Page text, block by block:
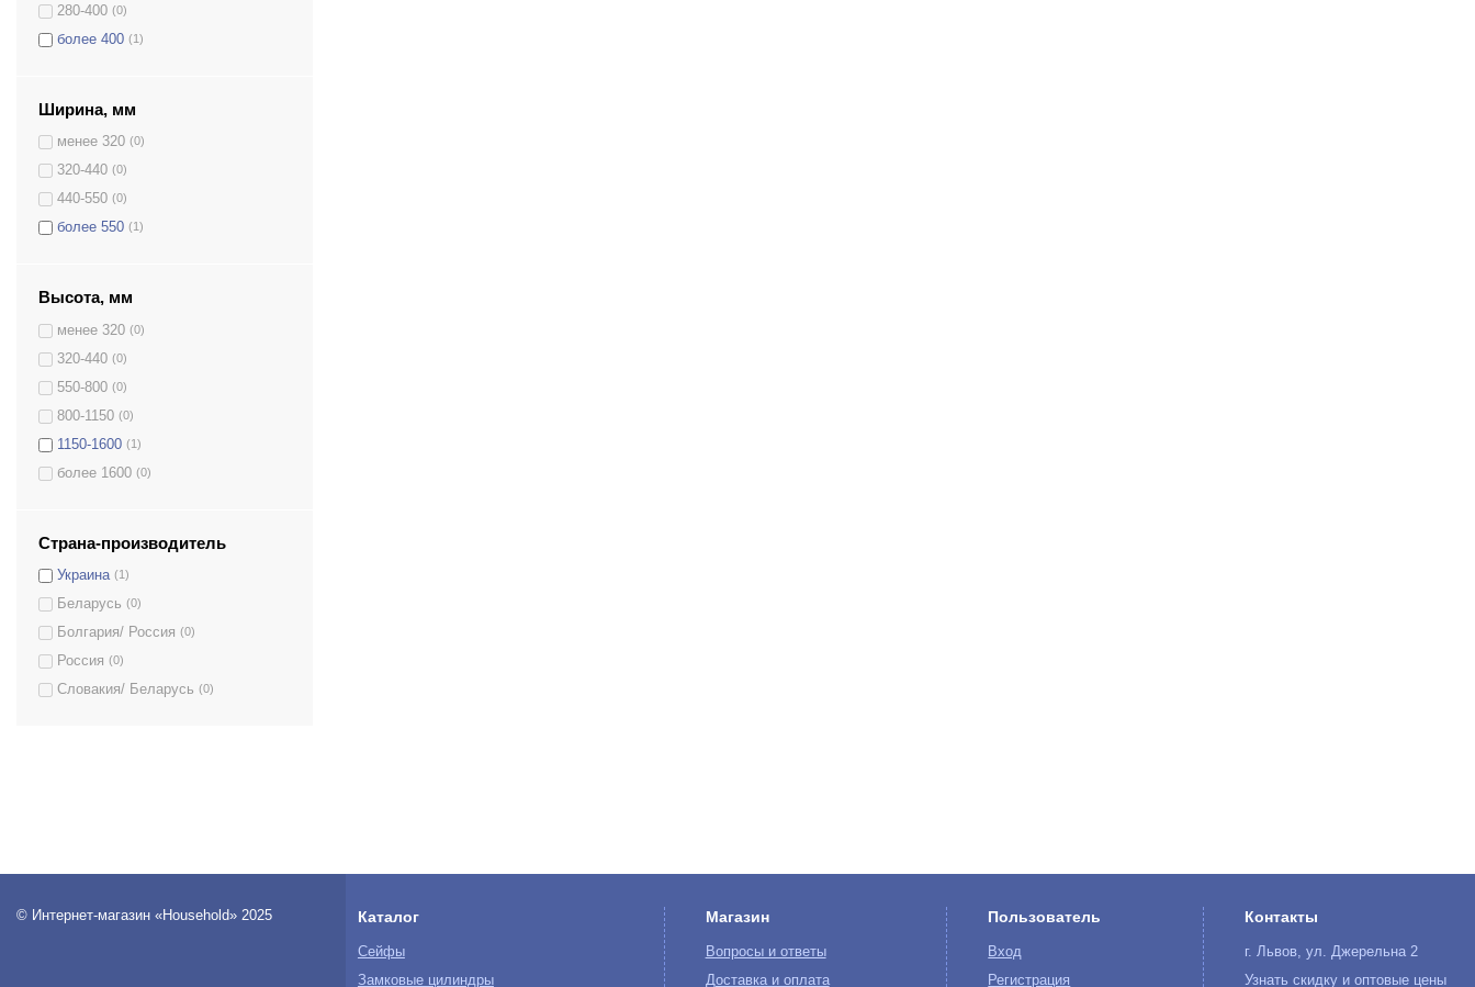
280-400 (0)
более 400 (1)
Ширина, мм
менее 320 (0)
320-440 (0)
440-550 (0)
более 550 (1)
Высота, мм
менее 320 (0)
320-440 (0)
550-800 (0)
800-1150 (0)
1150-1600 (1)
более 1600 (0)
Страна-производитель
Украина (1)
Беларусь (0)
Болгария/ Россия (0)
Россия (0)
Словакия/ Беларусь (0)
© Интернет-магазин «Household» 2025 Каталог
Сейфы
Замковые цилиндры
Магазин
Вопросы и ответы
Доставка и оплата
Пользователь
Вход
Регистрация
Контакты
г. Львов, ул. Джерельна 2
Узнать скидку и оптовые цены